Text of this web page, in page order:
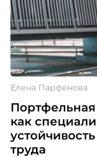
Елена Парфенова
Портфельная
как
труда